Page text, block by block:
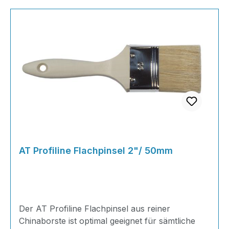
AT Profiline Flachpinsel 2"/ 50mm
Der AT Profiline Flachpinsel aus reiner
Chinaborste ist optimal geeignet für sämtliche